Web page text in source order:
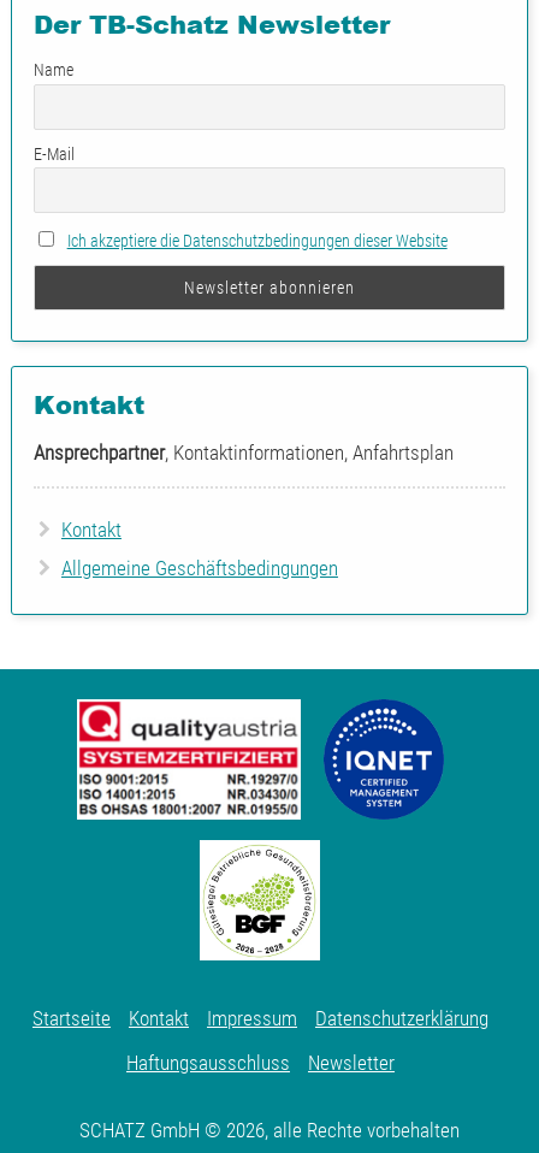
Der TB-Schatz Newsletter
Name
E-Mail
Ich akzeptiere die Datenschutzbedingungen dieser Website
Kontakt
Ansprechpartner, Kontaktinformationen, Anfahrtsplan
Kontakt
Allgemeine Geschäftsbedingungen
Startseite Kontakt Impressum
Datenschutzerklärung
Haftungsausschluss
Newsletter
SCHATZ GmbH © 2026, alle Rechte vorbehalten